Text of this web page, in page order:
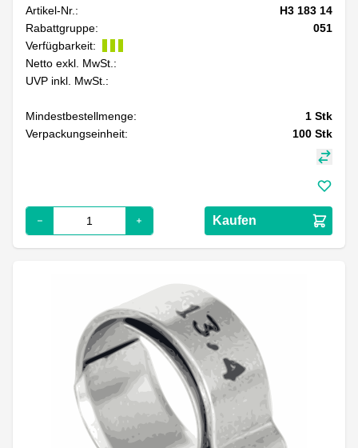
Artikel-Nr.:
H3 183 14
Rabattgruppe:
051
Verfügbarkeit:
Netto exkl. MwSt.:
UVP inkl. MwSt.:
Mindestbestellmenge: 1 Stk
Verpackungseinheit:
100 Stk
Kaufen